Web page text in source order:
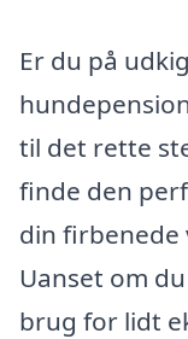
Er du på
til det rette
finde den
din firbenede
Uanset om
brug for lidt